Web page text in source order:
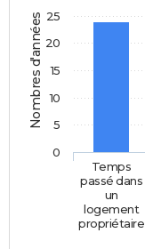
Nombres d'années
Temps
passé dans
un
logement
propriétaire
0
5
10
15
20
25